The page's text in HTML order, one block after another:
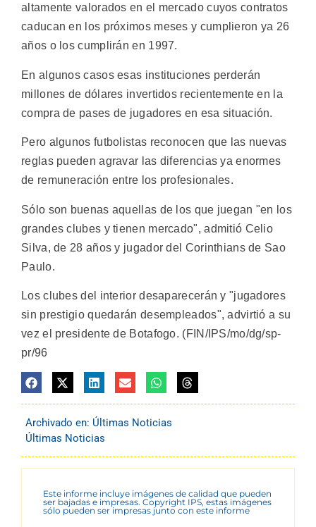
altamente valorados en el mercado cuyos contratos
caducan en los próximos meses y cumplieron ya 26
años o los cumplirán en 1997.
En algunos casos esas instituciones perderán
millones de dólares invertidos recientemente en la
compra de pases de jugadores en esa situación.
Pero algunos futbolistas reconocen que las nuevas
reglas pueden agravar las diferencias ya enormes
de remuneración entre los profesionales.
Sólo son buenas aquellas de los que juegan "en los
grandes clubes y tienen mercado", admitió Celio
Silva, de 28 años y jugador del Corinthians de Sao
Paulo.
Los clubes del interior desaparecerán y "jugadores
sin prestigio quedarán desempleados", advirtió a su
vez el presidente de Botafogo. (FIN/IPS/mo/dg/sp-
pr/96
Archivado en: Últimas Noticias
Últimas Noticias
Este informe incluye imágenes de calidad que pueden
ser bajadas e impresas. Copyright IPS, estas imágenes
sólo pueden ser impresas junto con este informe